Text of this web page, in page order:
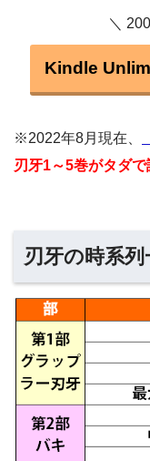
＼
Kindle
※2022年8月現在、
刃牙1～5巻がタダで
刃牙の時系列